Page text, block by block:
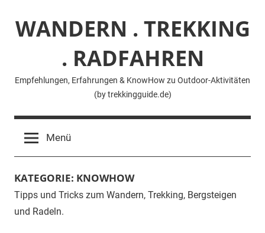
Inhalt
springenWANDERN . TREKKING
. RADFAHREN
Empfehlungen, Erfahrungen & KnowHow zu Outdoor-Aktivitäten
(by trekkingguide.de)
Menü
KATEGORIE: KNOWHOW
Tipps und Tricks zum Wandern, Trekking, Bergsteigen
und Radeln.